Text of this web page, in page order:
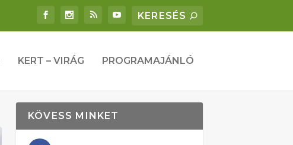
KERT – VIRÁG PROGRAMAJÁNLÓ
KÖVESS MINKET